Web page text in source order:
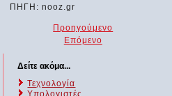
ΠΗΓΗ: nooz.gr
Προηγούμενο
Επόμενο
Δείτε ακόμα...
Τεχνολογία
Υπολογιστές